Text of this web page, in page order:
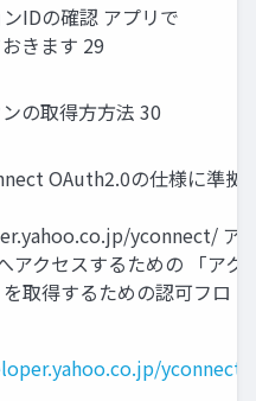
IDの確認 アプリで
きます 29
の取得⽅方法 30
OAuth2.0の仕様に準拠
yconnect/ ア
アクセスするための 「アク
取得するための認可フロ
yconnect/